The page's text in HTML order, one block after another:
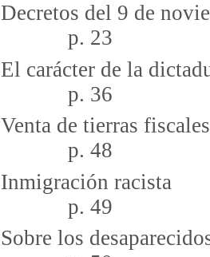
Decretos del
p. 23
El
p. 36
Venta de
p. 48
p. 49
Sobre los